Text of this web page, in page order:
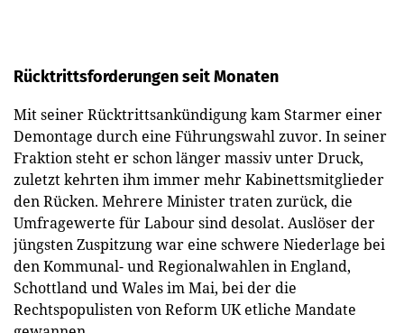
Rücktrittsforderungen seit Monaten
Mit seiner Rücktrittsankündigung kam Starmer einer
Demontage durch eine Führungswahl zuvor. In seiner
Fraktion steht er schon länger massiv unter Druck,
zuletzt kehrten ihm immer mehr Kabinettsmitglieder
den Rücken. Mehrere Minister traten zurück, die
Umfragewerte für Labour sind desolat. Auslöser der
jüngsten Zuspitzung war eine schwere Niederlage bei
den Kommunal- und Regionalwahlen in England,
Schottland und Wales im Mai, bei der die
Rechtspopulisten von Reform UK etliche Mandate